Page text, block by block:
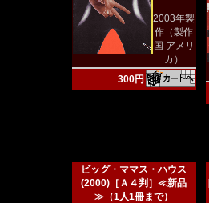
2003年製
作（製作
国 アメリ
カ）
300円
ビッグ・ママス・ハウス
(2000)［Ａ４判］≪新品
≫（1人1冊まで）